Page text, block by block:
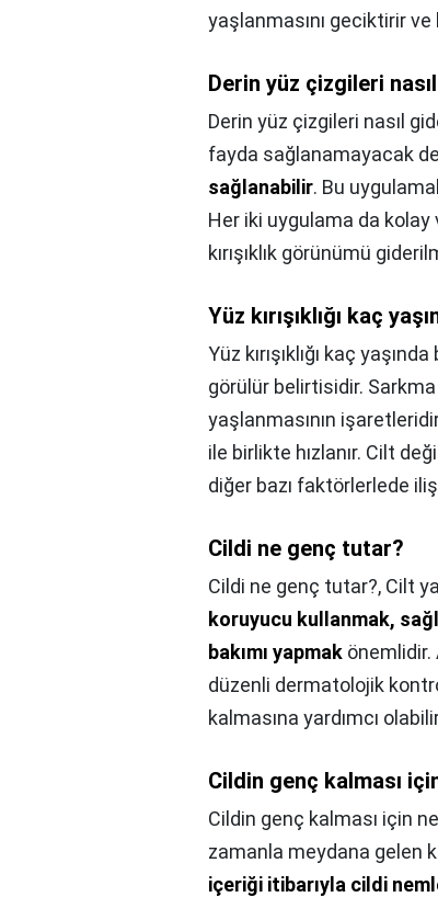
yaşlanmasını geciktirir ve
Derin yüz çizgileri
Derin yüz çizgileri nasıl
fayda sağlanamayacak
sağlanabilir. Bu
Her iki uygulama da
kırışıklık görünümü
Yüz kırışıklığı kaç
Yüz kırışıklığı kaç
görülür belirtisidir. Sarkma
yaşlanmasının
ile birlikte hızlanır. Cilt
diğer bazı faktörlerlede
Cildi ne genç tutar?
Cildi ne genç tutar?, Cilt
koruyucu kullanmak,
bakımı yapmak önemlidir.
düzenli dermatolojik
kalmasına yardımcı
Cildin genç kalması
Cildin genç kalması için
zamanla meydana gelen
içeriği itibarıyla cildi